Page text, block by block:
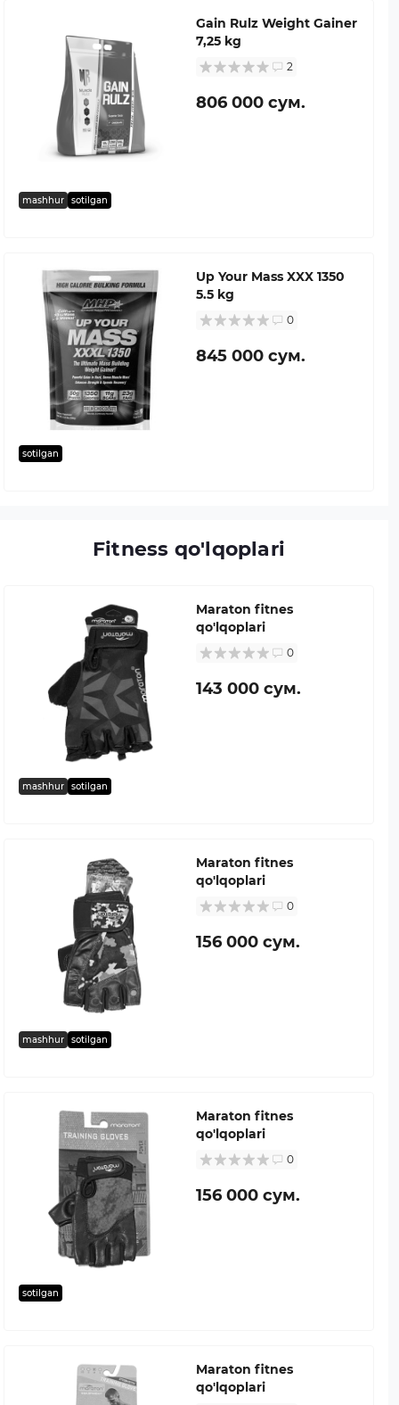
mashhur sotilgan
Gain Rulz Weight Gainer
7,25 kg
2
806 000 сум.
sotilgan
Up Your Mass XXX 1350
5.5 kg
0
845 000 сум.
Fitness qo'lqoplari
mashhur sotilgan
Maraton fitnes
qo'lqoplari
0
143 000 сум.
mashhur sotilgan
Maraton fitnes
qo'lqoplari
0
156 000 сум.
sotilgan
Maraton fitnes
qo'lqoplari
0
156 000 сум.
Maraton fitnes
qo'lqoplari